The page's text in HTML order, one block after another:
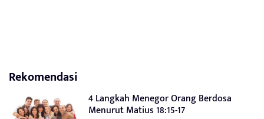
Rekomendasi
4 Langkah Menegor Orang Berdosa
Menurut Matius 18:15-17